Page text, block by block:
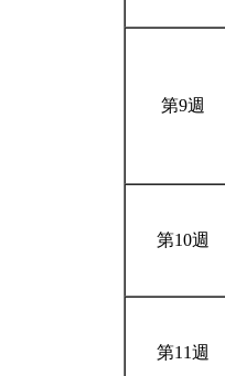
第9週
第10週
第11週